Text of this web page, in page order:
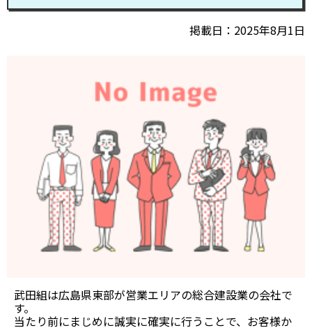
掲載日 2025年8月1日
武田組は広島県東部が営業エリアの総合建設業の会社で
す。
当たり前にまじめに誠実に確実に行うことで、お客様か